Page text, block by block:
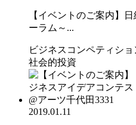
【イベントのご案内】
ーラム～...
ビジネスコンペティショ
社会的投資
2019.01.11